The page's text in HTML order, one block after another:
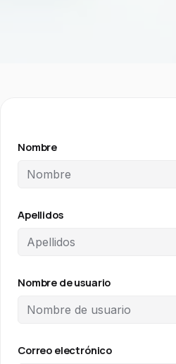
Nombre
Apellidos
Nombre de usuario
Correo electrónico